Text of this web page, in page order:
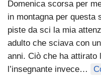
Domenica scorsa per
in montagna per questa
piste da sci la mia
adulto che sciava con
anni. Ciò che ha attirato
l’insegnante invece…